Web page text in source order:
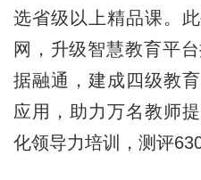
选省级以上精品课。
网，升级智慧教育平
据融通，建成四级教
应用，助力万名教师
化领导力培训，测评